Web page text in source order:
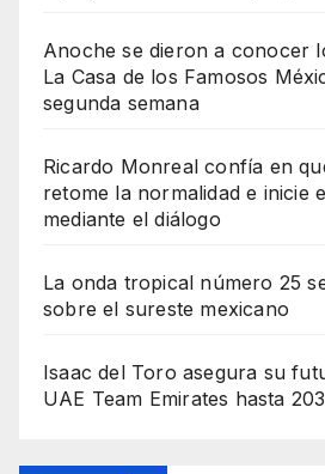
Anoche se dieron a conocer
La Casa de los Famosos
segunda semana
Ricardo Monreal confía en
retome la normalidad e inicie
mediante el diálogo
La onda tropical número 25
sobre el sureste mexicano
Isaac del Toro asegura su
UAE Team Emirates hasta